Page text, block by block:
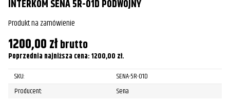
INTERKOM SENA 5R-01D PODWÓJNY
Produkt na zamówienie
1200,00złbrutto
Poprzednia najniższa cena:1200,00 zł.
SKU:
SENA-5R-01D
Producent:
Sena